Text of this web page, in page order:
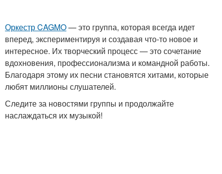
Оркестр CAGMO— это группа, которая всегда идет
вперед, экспериментируя и создавая что-то новое и
интересное. Их творческий процесс — это сочетание
вдохновения, профессионализма и командной работы.
Благодаря этому их песни становятся хитами, которые
любят миллионы слушателей.
Следите за новостями группы и продолжайте
наслаждаться их музыкой!